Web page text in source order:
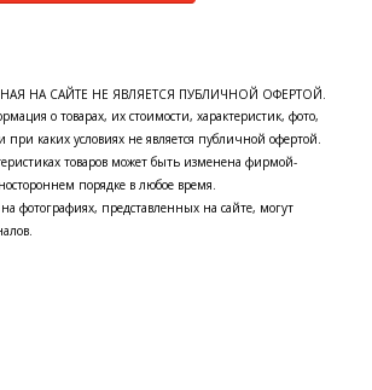
НА САЙТЕ НЕ ЯВЛЯЕТСЯ ПУБЛИЧНОЙ ОФЕРТОЙ.
о товарах, их стоимости, характеристик, фото,
при каких условиях не является публичной офертой.
товаров может быть изменена фирмой-
порядке в любое время.
фотографиях, представленных на сайте, могут